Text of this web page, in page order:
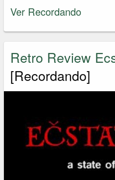
Ver Recordando
Retro Review
[Recordando]